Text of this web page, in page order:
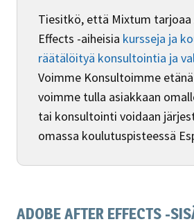
Tiesitkö, että Mixtum tarjoaa
Effects -aiheisia kursseja ja
räätälöityä konsultointia ja
Voimme Konsultoimme
voimme tulla asiakkaan
tai konsultointi voidaan
omassa koulutuspisteessä
ADOBE AFTER EFFECTS -